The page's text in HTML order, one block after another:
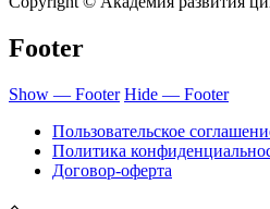
Footer
Show — Footer Hide — Footer
Пользовательское
Политика
Договор-оферта